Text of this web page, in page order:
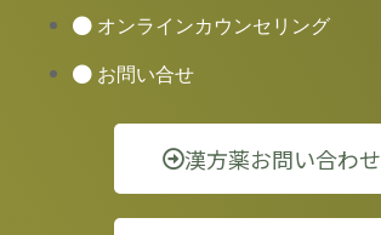
オンラインカウンセリング
お問い合せ
漢方薬お問い合わせ